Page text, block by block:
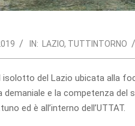
IN: LAZIO, TUTTINTORNO
del Lazio ubicata alla
demaniale e la competenza
ed è all’interno dell’UTTAT.